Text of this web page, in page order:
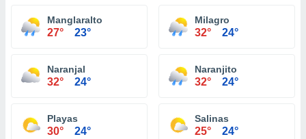
Manglaralto
27° 23°
Milagro
32° 24°
Naranjal
32° 24°
Naranjito
32° 24°
Playas
30° 24°
Salinas
25° 24°